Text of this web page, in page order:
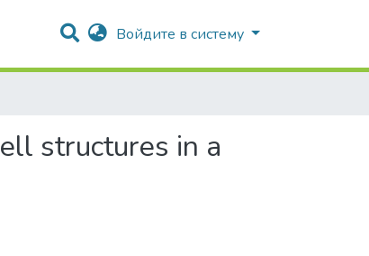
Log In
structures in a